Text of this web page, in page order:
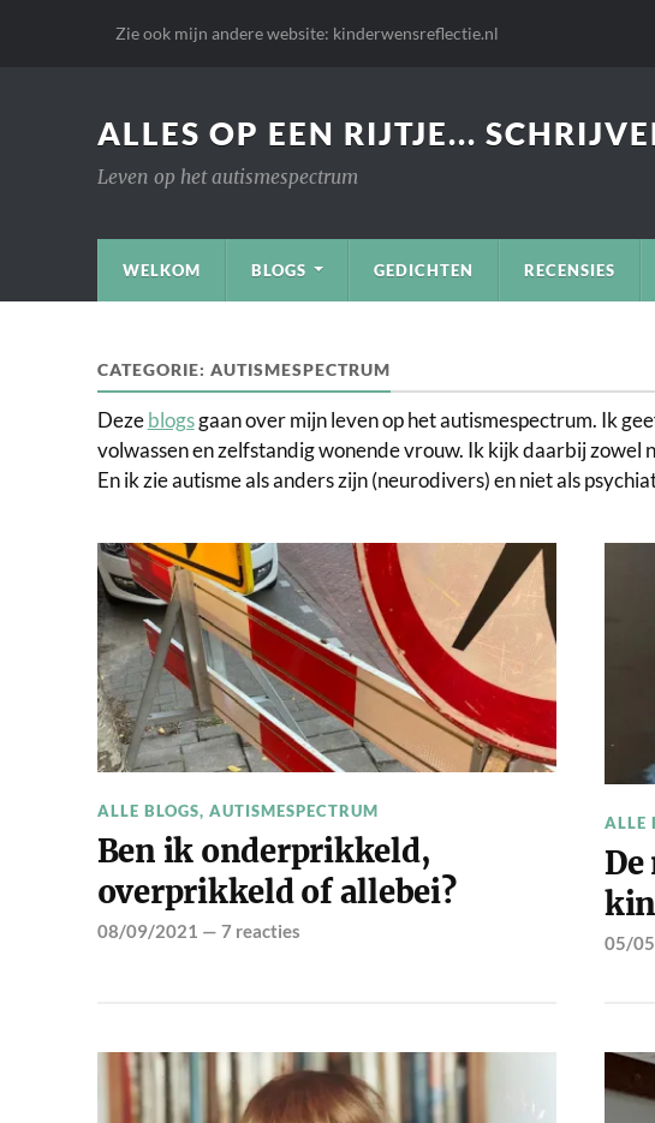
Zie ook mijn andere website: kinderwensreflectie.nl
ALLES OP EEN RIJTJE...
Leven op het autismespectrum
WELKOM BLOGS GEDICHTEN RECENSIES
CATEGORIE: AUTISMESPECTRUM
Dezeblogsgaan over mijn leven op het autismespectrum. Ik
volwassen en zelfstandig wonende vrouw. Ik kijk daarbij zowel
En ik zie autisme als anders zijn (neurodivers) en niet als
ALLE BLOGS, AUTISMESPECTRUM
Ben ik onderprikkeld,
overprikkeld of allebei?
08/09/2021 — 7 reacties
ALLE
05/